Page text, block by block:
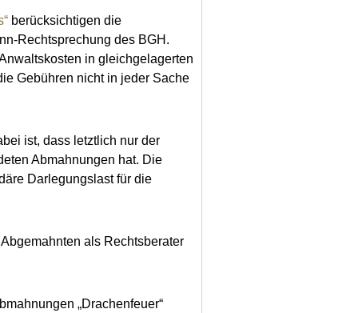
berücksichtigen die
Rechtsprechung des BGH.
in gleichgelagerten
Gebühren nicht in jeder Sache
ist, dass letztlich nur der
Abmahnungen hat. Die
Darlegungslast für die
als Rechtsberater
„Drachenfeuer“